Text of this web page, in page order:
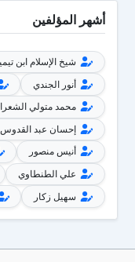
أشهر المؤلفين
شيخ الإسلام ابن
أنور الجندي
محمد متولي
إحسان عبد القدوس
أنيس منصور
علي الطنطاوي
سهيل زكار